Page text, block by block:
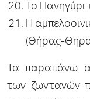
Το
Η
(Θήρας-
Τα παραπάνω
των ζωντανών